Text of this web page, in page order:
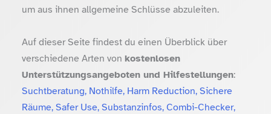
um aus ihnen allgemeine Schlüsse abzuleiten.
Auf dieser Seite findest du einen Überblick über
verschiedene Arten von kostenlosen
Unterstützungsangeboten und Hilfestellungen:
Suchtberatung, Nothilfe, Harm Reduction, Sichere
Räume, Safer Use, Substanzinfos, Combi-Checker,